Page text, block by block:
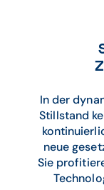
In der
Stillstand
neue
Sie